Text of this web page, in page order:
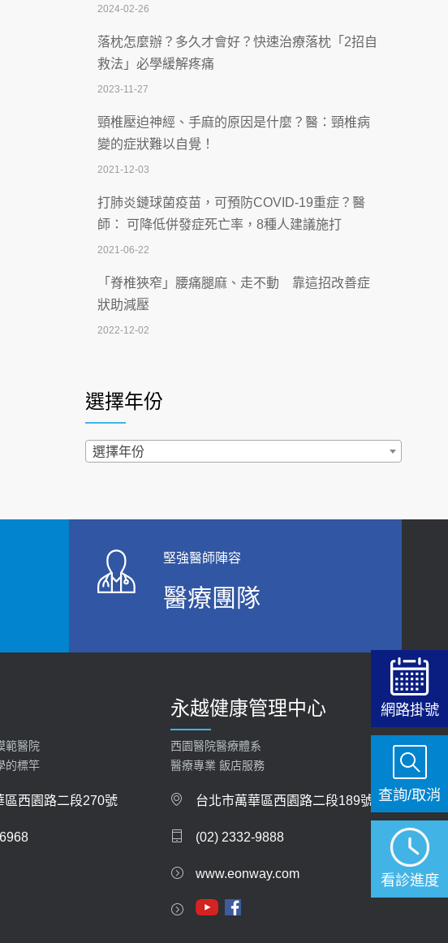
2026-07-08
體溫飆破41度！醫連收兩例中暑病例：致死
率達8成
2026-07-07
深耕萬華55年 西園醫院回顧發展歷程與智慧
醫療布局
2026-07-06
【115年臺北市「防癌保衛戰：健康好禮一手
刮」】 宣導
2026-07-02
【無菸城市】 宣導
2026-07-02
4連霸議員黃秋澤癌逝！食道癌為何奪命快？
西園醫院55周年 7／10捐血公益活動 邀民眾
熱血響應
2026-06-30
2026-06-25
健康肛門痛都是痔瘡?醫談瘍瘍瘻管與肛裂差
異 逾50歲民眾可做1事
避免血糖血壓飆高
【防跌密碼-防止嬰幼兒跌落及因應處理指
上班常待在冷氣房？小心泌尿道感染 醫示
【2026年世界無菸日】 宣導
2024-02-26
落枕怎麼辦？多久才會好？快速治療落枕「2招自
救法」必學緩解疼痛
2023-11-27
頸椎壓迫神經、手麻的原因是什麼？醫：頸椎病
變的症狀難以自覺！
2021-12-03
打肺炎鏈球菌疫苗，可預防COVID-19重症？醫
師： 可降低併發症死亡率，8種人建議施打
2021-06-22
「脊椎狹窄」腰痛腿麻、走不動 靠這招改善症
狀助減壓
2022-12-02
2022-02-17
過量維生素D和鈣恐罹癌? 醫師釋疑：搞懂4原則
不怕補錯
「落枕」不要大力按脖子！ 1招「伸展運動」預防
2020-12-15
白天跑廁所超過8次，就算膀胱過動症！醫師：趁
2021-03-05
少？醫：過多恐增罹癌風險
骨科魏志定主任接受專訪 【年代電視台聚焦2.0】
近4成人口骨質疏鬆？12類人快做骨質密度檢查！
醫：注意5重點可逆轉骨鬆
膝蓋退化有9大部位 骨科醫坦言：不一定得換人工
選擇年份
選擇年份
堅強醫師陣容
醫療團隊
範醫院
的標竿
區西園路二段270號
永越健康管理中心
西園醫院醫療體系
醫療專業 飯店服務
台北市萬華區西園路二段189號
(02) 2332-9888
www.eonway.com
網路掛號
看診進度
查詢/取消